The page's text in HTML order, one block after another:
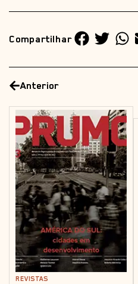
Compartilhar
Anterior
REVISTAS